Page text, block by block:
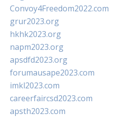
Convoy4Freedom2022.com
grur2023.org
hkhk2023.org
napm2023.org
apsdfd2023.org
forumausape2023.com
imkl2023.com
careerfaircsd2023.com
apsth2023.com